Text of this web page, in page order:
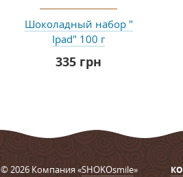
Шоколадный набор "
Ipad" 100 г
335 грн
© 2026 Компания «SHOKOsmile»